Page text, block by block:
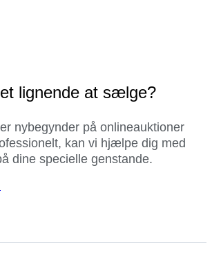
lignende at sælge?
nybegynder på onlineauktioner
kan vi hjælpe dig med
dine specielle genstande.